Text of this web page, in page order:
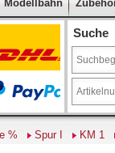
Modellbahn
Suche
% Spur I KM 1